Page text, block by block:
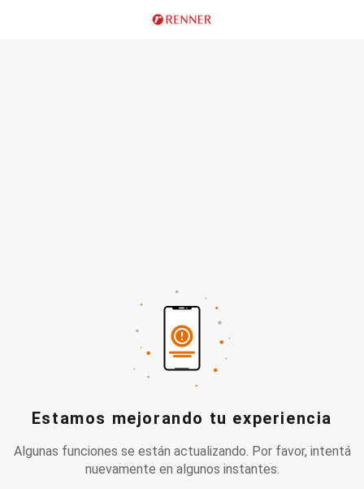
Estamos mejorando tu experiencia
Algunas funciones se están actualizando. Por favor, intentá
nuevamente en algunos instantes.